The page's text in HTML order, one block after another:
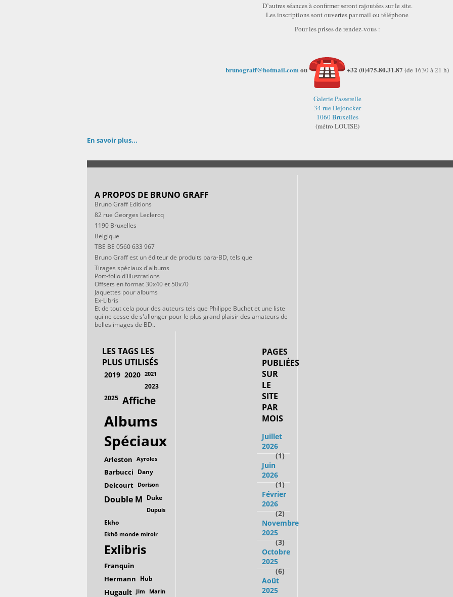
D’autres séances à confirmer seront rajoutées sur le site.
Les inscriptions sont ouvertes par mail ou téléphone
Pour les prises de rendez-vous :
brunograff@hotmail.com ou +32 (0)475.80.31.87 (de 1630 à 21 h)
Galerie Passerelle
34 rue Dejoncker
1060 Bruxelles
(métro LOUISE)
En savoir plus...
A PROPOS DE BRUNO GRAFF
Bruno Graff Editions
82 rue Georges Leclercq
1190 Bruxelles
Belgique
TBE BE 0560 633 967
Bruno Graff est un éditeur de produits para-BD, tels que
Tirages spéciaux d'albums
Port-folio d'illustrations
Offsets en format 30x40 et 50x70
Jaquettes pour albums
Ex-Libris
Et de tout cela pour des auteurs tels que Philippe Buchet et une liste
qui ne cesse de s'allonger pour le plus grand plaisir des amateurs de
belles images de BD..
LES TAGS LES
PLUS UTILISÉS
2019 2020 2021
2023
2025 Affiche
Albums
Spéciaux
Arleston Ayroles
Barbucci Dany
Delcourt Dorison
Double M Duke
Dupuis
Ekho
Ekhö monde miroir
Exlibris
Franquin
Hermann Hub
Hugault Jim Marin
PAGES
PUBLIÉES
SUR
LE
SITE
PAR
MOIS
Juillet
2026
(1)
Juin
2026
(1)
Février
2026
(2)
Novembre
2025
(3)
Octobre
2025
(6)
Août
2025